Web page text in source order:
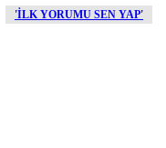
'İLK YORUMU SEN YAP'